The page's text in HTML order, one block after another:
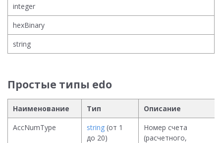
integer
hexBinary
string
Простые типы edo
Наименование Тип
Описание
AccNumType
string (от 1
до 20)
Номер счета
(расчетного,